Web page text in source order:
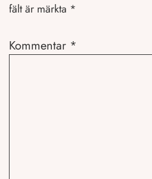
fält är märkta *
Kommentar *